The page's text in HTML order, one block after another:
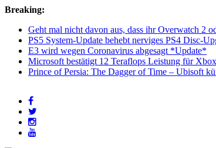
Breaking:
Geht mal nicht davon aus, dass ihr Overwatch 2
PS5 System-Update behebt nerviges PS4 Disc-
E3 wird wegen Coronavirus abgesagt *Update*
Microsoft bestätigt 12 Teraflops Leistung für
Prince of Persia: The Dagger of Time – Ubisoft